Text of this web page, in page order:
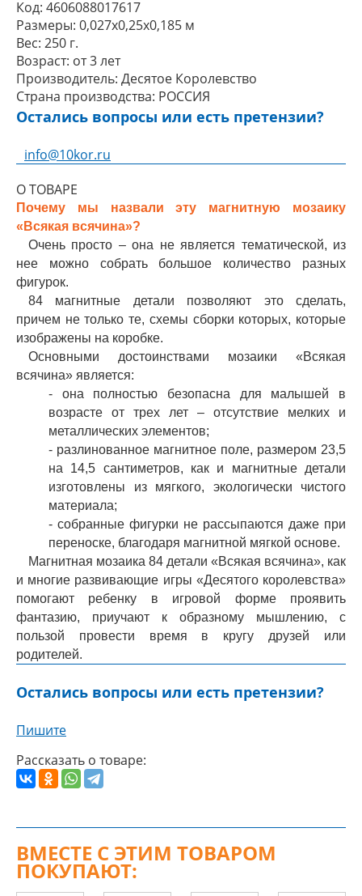
Код: 4606088017617
Размеры: 0,027x0,25x0,185 м
Вес: 250 г.
Возраст: от 3 лет
Производитель: Десятое Королевство
Страна производства: РОССИЯ
Остались вопросы или есть претензии?
info@10kor.ru
О ТОВАРЕ
Почему мы назвали эту магнитную мозаику
«Всякая всячина»?
Очень просто – она не является тематической, из
нее можно собрать большое количество разных
фигурок.
84 магнитные детали позволяют это сделать,
причем не только те, схемы сборки которых, которые
изображены на коробке.
Основными достоинствами мозаики «Всякая
всячина» является:
- она полностью безопасна для малышей в
возрасте от трех лет – отсутствие мелких и
металлических элементов;
- разлинованное магнитное поле, размером 23,5
на 14,5 сантиметров, как и магнитные детали
изготовлены из мягкого, экологически чистого
материала;
- собранные фигурки не рассыпаются даже при
переноске, благодаря магнитной мягкой основе.
Магнитная мозаика 84 детали «Всякая всячина», как
и многие развивающие игры «Десятого королевства»
помогают ребенку в игровой форме проявить
фантазию, приучают к образному мышлению, с
пользой провести время в кругу друзей или
родителей.
Остались вопросы или есть претензии?
Пишите
Рассказать о товаре:
ВМЕСТЕ С ЭТИМ ТОВАРОМ
ПОКУПАЮТ: